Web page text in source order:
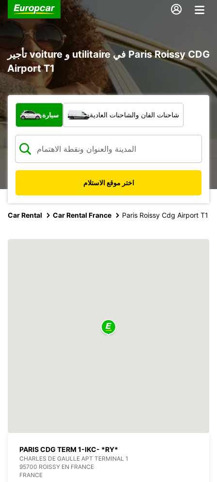
تأجير voiture و utilitaire في Paris Roissy CDG
Airport T1
ما نوع المركبة؟
سيارة شاحنات الفان والشاحنات العادية
اختر موقع الاستلام
Car Rental Car Rental France Paris Roissy Cdg Airport T1
PARIS CDG TERM 1-IKC- *RY*
CHARLES DE GAULLE APT TERMINAL 1
95700 ROISSY EN FRANCE
FRANCE